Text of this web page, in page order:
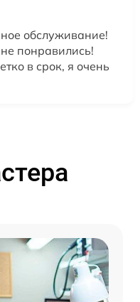
обслуживание!
понравились!
в срок, я очень